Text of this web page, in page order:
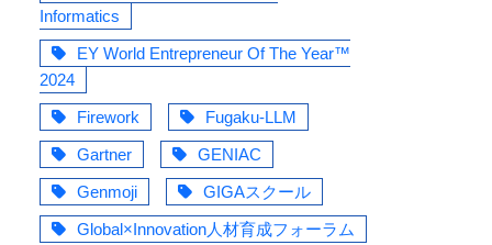
Informatics
EY World Entrepreneur Of The Year™
2024
Firework
Fugaku-LLM
Gartner
GENIAC
Genmoji
GIGAスクール
Global×Innovation人材育成フォーラム